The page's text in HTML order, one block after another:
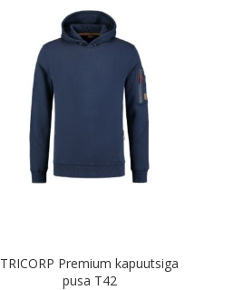
TRICORP Premium kapuutsiga
pusa T42